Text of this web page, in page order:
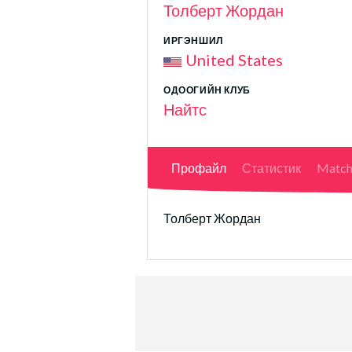
Толберт Жордан
ИРГЭНШИЛ
United States
ОДООГИЙН КЛУБ
Найтс
Профайл Статистик
Толберт Жордан